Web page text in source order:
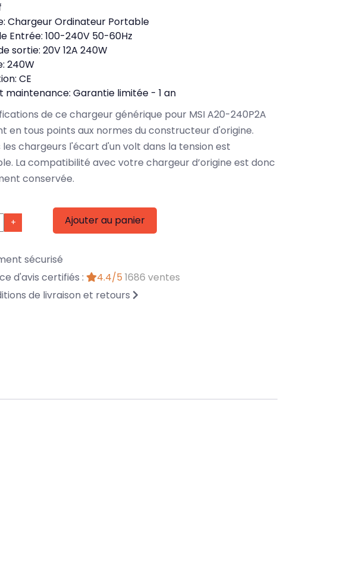
Chargeur Ordinateur Portable
Entrée: 100-240V 50-60Hz
sortie: 20V 12A 240W
240W
CE
maintenance: Garantie limitée - 1 an
de ce chargeur générique pour MSI A20-240P2A
en tous points aux normes du constructeur d'origine.
les chargeurs l'écart d'un volt dans la tension est
La compatibilité avec votre chargeur d’origine est donc
conservée.
+ Ajouter au panier
sécurisé
d'avis certifiés :
4.4/5 1686 ventes
de livraison et retours